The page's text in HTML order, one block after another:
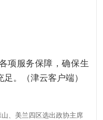
项服务保障，确保生
。（津云客户端）
、美兰四区选出政协主席